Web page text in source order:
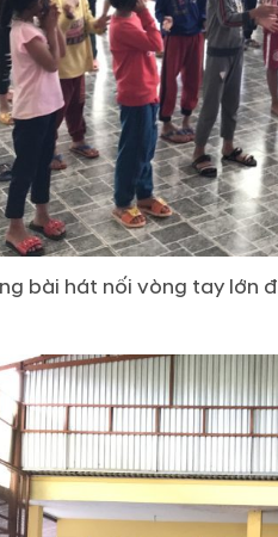
bài hát nối vòng tay lớn